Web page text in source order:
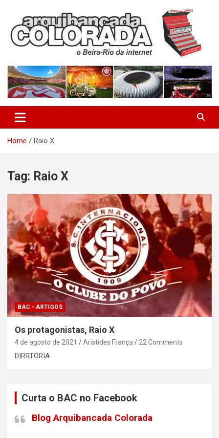
content
Arquibancada Colorada
Home Raio X
Tag: Raio X
BAC - ARTIGOS
Os protagonistas, Raio X
4 de agosto de 2021 Aristides França 22 Comments
DIRRTORIA
Curta o BAC no Facebook
Blog Arquibancada Colorada